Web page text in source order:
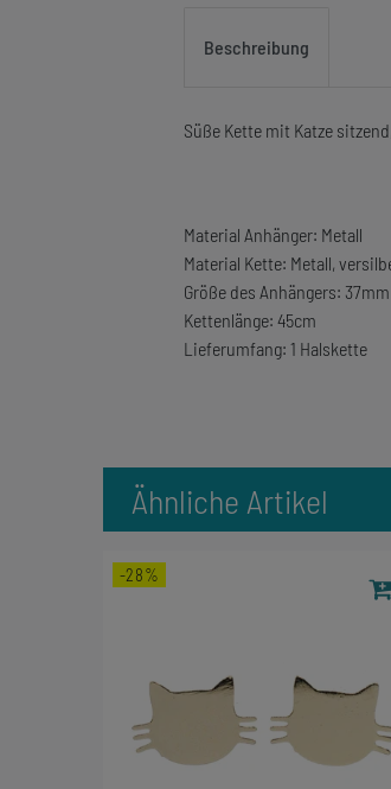
Beschreibung
Süße Kette mit Katze
Material Anhänger: Metall
Material Kette: Metall,
Größe des Anhängers: 37mm
Kettenlänge: 45cm
Lieferumfang: 1 Halskette
Ähnliche Artikel
-28%